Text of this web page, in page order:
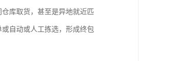
库取货，甚至是异地就近匹
自动或人工拣选，形成终包